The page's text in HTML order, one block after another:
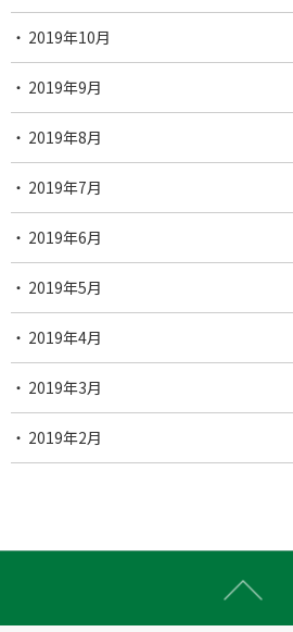
2019年10月
2019年9月
2019年8月
2019年7月
2019年6月
2019年5月
2019年4月
2019年3月
2019年2月